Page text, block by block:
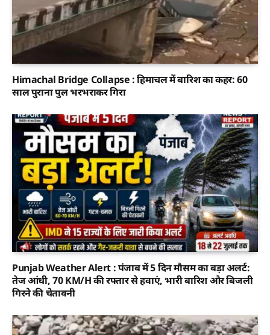
Himachal Bridge Collapse : हिमाचल में बारिश का कहर: 60
साल पुराना पुल भरभराकर गिरा
Punjab Weather Alert : पंजाब में 5 दिन मौसम का बड़ा अलर्ट:
तेज आंधी, 70 KM/H की रफ्तार से हवाएं, भारी बारिश और बिजली
गिरने की चेतावनी